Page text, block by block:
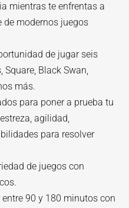
mientras te enfrentas a
de modernos juegos
de jugar seis
Square, Black Swan,
más.
para poner a prueba tu
agilidad,
para resolver
de juegos con
90 y 180 minutos con